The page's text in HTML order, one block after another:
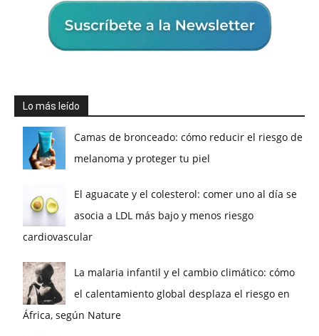
Lo más leído
Camas de bronceado: cómo reducir el riesgo de
melanoma y proteger tu piel
El aguacate y el colesterol: comer uno al día se
asocia a LDL más bajo y menos riesgo
cardiovascular
La malaria infantil y el cambio climático: cómo
el calentamiento global desplaza el riesgo en
África, según Nature